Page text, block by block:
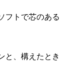
フトで芯のある
と、構えたとき